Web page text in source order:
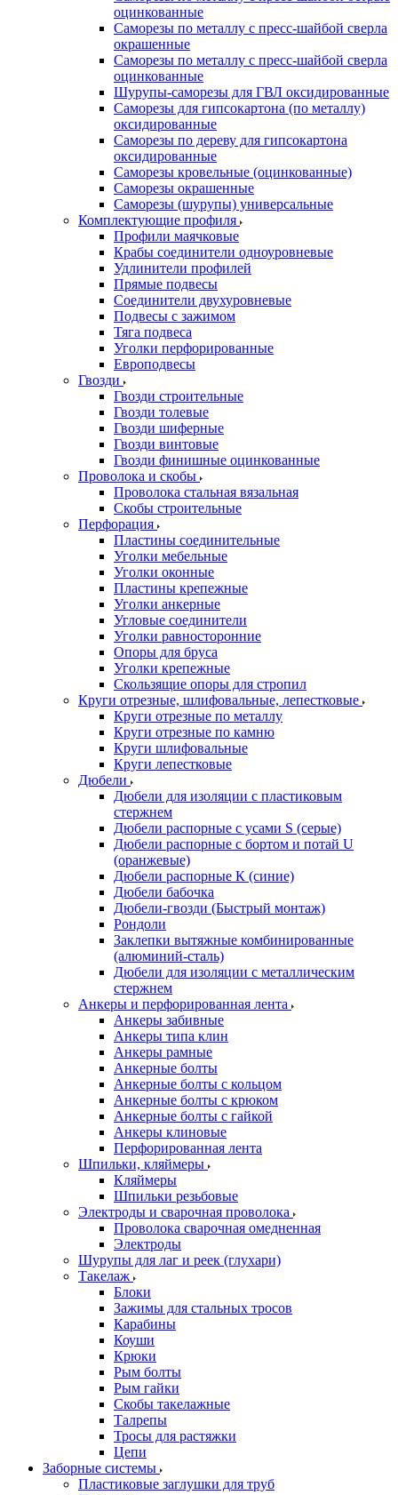
оцинкованные
Саморезы по металлу с пресс-шайбой сверла
окрашенные
Саморезы по металлу с пресс-шайбой сверла
оцинкованные
Шурупы-саморезы для ГВЛ оксидированные
Саморезы для гипсокартона (по металлу)
оксидированные
Саморезы по дереву для гипсокартона
оксидированные
Саморезы кровельные (оцинкованные)
Саморезы окрашенные
Саморезы (шурупы) универсальные
Комплектующие профиля
Профили маячковые
Крабы соединители одноуровневые
Удлинители профилей
Прямые подвесы
Соединители двухуровневые
Подвесы с зажимом
Тяга подвеса
Уголки перфорированные
Европодвесы
Гвозди
Гвозди строительные
Гвозди толевые
Гвозди шиферные
Гвозди винтовые
Гвозди финишные оцинкованные
Проволока и скобы
Проволока стальная вязальная
Скобы строительные
Перфорация
Пластины соединительные
Уголки мебельные
Уголки оконные
Пластины крепежные
Уголки анкерные
Угловые соединители
Уголки равносторонние
Опоры для бруса
Уголки крепежные
Скользящие опоры для стропил
Круги отрезные, шлифовальные, лепестковые
Круги отрезные по металлу
Круги отрезные по камню
Круги шлифовальные
Круги лепестковые
Дюбели
Дюбели для изоляции с пластиковым
стержнем
Дюбели распорные с усами S (серые)
Дюбели распорные c бортом и потай U
(оранжевые)
Дюбели распорные К (синие)
Дюбели бабочка
Дюбели-гвозди (Быстрый монтаж)
Рондоли
Заклепки вытяжные комбинированные
(алюминий-сталь)
Дюбели для изоляции с металлическим
стержнем
Анкеры и перфорированная лента
Анкеры забивные
Анкеры типа клин
Анкеры рамные
Анкерные болты
Анкерные болты с кольцом
Анкерные болты с крюком
Анкерные болты с гайкой
Анкеры клиновые
Перфорированная лента
Шпильки, кляймеры
Кляймеры
Шпильки резьбовые
Электроды и сварочная проволока
Проволока сварочная омедненная
Электроды
Шурупы для лаг и реек (глухари)
Такелаж
Блоки
Зажимы для стальных тросов
Карабины
Коуши
Крюки
Рым болты
Рым гайки
Скобы такелажные
Талрепы
Тросы для растяжки
Цепи
Заборные системы
Пластиковые заглушки для труб